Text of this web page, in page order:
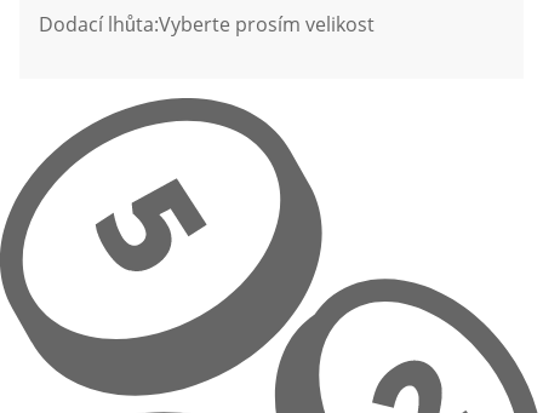
Dodací lhůta:Vyberte prosím velikost